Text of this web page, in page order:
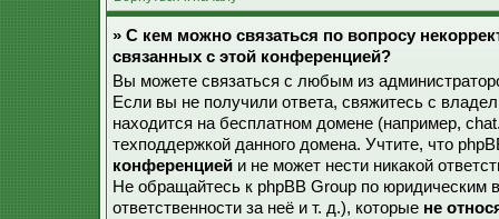
» С кем можно связаться по вопросу
связанных с этой конференцией?
Вы можете связаться с любым из
Если вы не получили ответа, свяжитесь с
находится на бесплатном домене (например,
техподдержкой данного домена. Учтите, что
конференцией и не может нести никакой
Не обращайтесь к phpBB Group по юридическим
ответственности за неё и т. д.), которые не